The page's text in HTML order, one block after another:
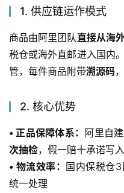
1. 供应链运作模式
商品由阿里团队直接从海
税仓或海外直邮进入国内
管，每件商品附带溯源码
2. 核心优势
• 正品保障体系： 阿里自
次抽检，假一赔十承诺写
• 物流效率： 国内保税仓
统一处理